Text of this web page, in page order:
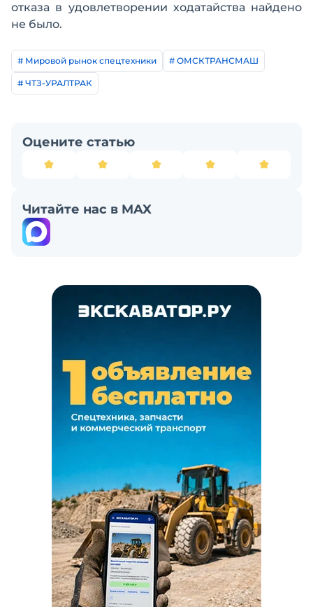
отказа в удовлетворении ходатайства найдено
не было.
# Мировой рынок спецтехники # ОМСКТРАНСМАШ
# ЧТЗ-УРАЛТРАК
Оцените статью
Читайте нас в MAX